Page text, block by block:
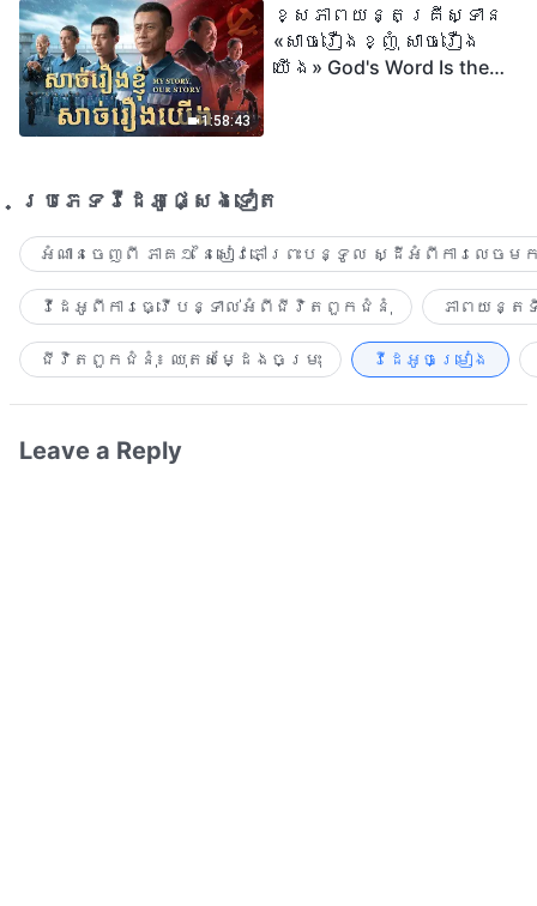
1:58:43
ខ្សែភាពយន្តគ្រីស្ទាន
«សាច់រឿងខ្ញុំ សាច់រឿង
យើង» God's Word Is the
ប្រភេទ​វីដេអូ​ផ្សេង​ទៀត​
អំណានចេញពី ភាគ១ នៃសៀវភៅព្រះបន្ទូល ស្ដីអំពីការលេច
វីដេអូពីការធ្វើបន្ទាល់អំពីជីវិតពួកជំនុំ ភាពយន្
ជីវិតពួកជំនុំ៖ ឈុតសម្ដែងចម្រុះ វីដេអូចម្រៀង​
Leave a Reply